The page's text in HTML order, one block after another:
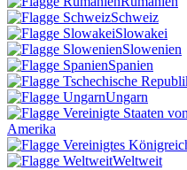
Schweiz
Slowakei
Slowenien
Spanien
Ungarn
Amerika
Weltweit